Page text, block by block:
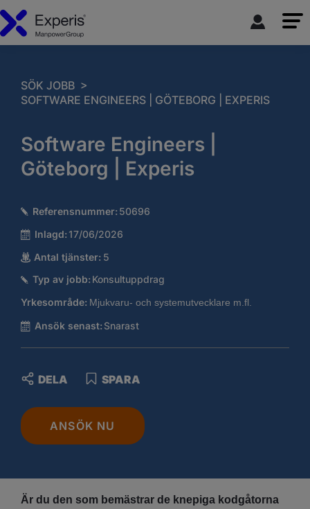
SÖK JOBB >
SOFTWARE ENGINEERS | GÖTEBORG | EXPERIS
Software Engineers |
Göteborg | Experis
Referensnummer: 50696
Inlagd: 17/06/2026
Antal tjänster: 5
Typ av jobb: Konsultuppdrag
Yrkesområde: Mjukvaru- och systemutvecklare m.fl.
Ansök senast: Snarast
ANSÖK NU
SPARA
DELA
Är du den som bemästrar de knepiga kodgåtorna